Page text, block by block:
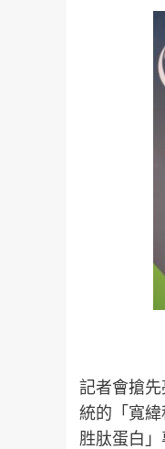
記者會搶
統的「寬
胜肽蛋白